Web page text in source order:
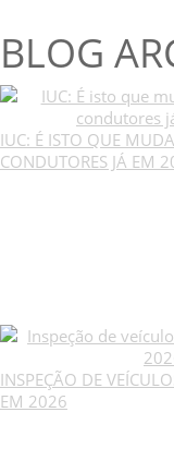
BLOG
IUC: É ISTO QUE
CONDUTORES JÁ EM
INSPEÇÃO DE
EM 2026